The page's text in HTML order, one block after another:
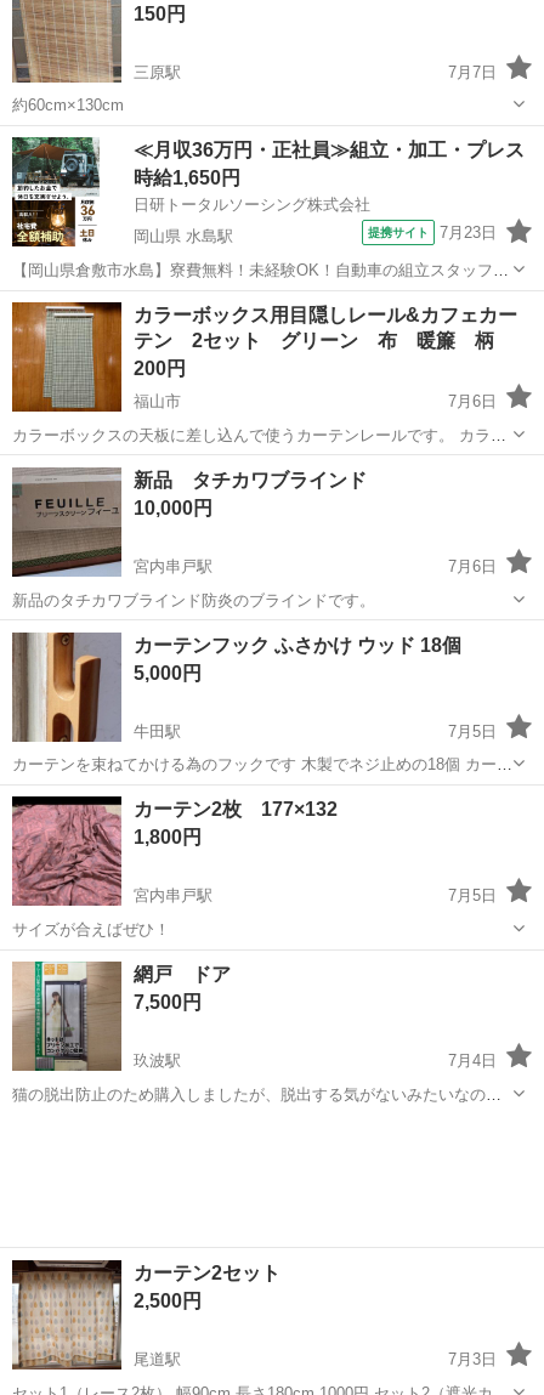
150円
三原駅
7月7日
約60cm×130cm
広島 三原市 三原駅 カーテン、ブラインド すだれ
≪月収36万円・正社員≫組立・加工・プレス
時給1,650円
日研トータルソーシング株式会社
岡山県 水島駅
提携サイト 7月23日
【岡山県倉敷市水島】寮費無料！未経験OK！自動車の組立スタッフ
《お仕事No.NS0089》 お仕事について 車の組立作業です。専用レール
に乗って流れてくる車の骨組みに、車内外の各部品・ハンドル・足回
り・ドア・シートなどの各...
岡山 倉敷市 水島駅 その他
カラーボックス用目隠しレール&カフェカー
テン 2セット グリーン 布 暖簾 柄
200円
福山市
7月6日
カラーボックスの天板に差し込んで使うカーテンレールです。 カラー
ボックス用目隠しレールにカフェカーテンを縫い付けています。 画像
では分かりにくいですがカーテンの色味が若干違います。 画像4左が
グリーン×生成り、右側グリーン...
広島 福山市 カーテン、ブラインド グリーン
新品 タチカワブラインド
10,000円
宮内串戸駅
7月6日
新品のタチカワブラインド防炎のブラインドです。
広島 廿日市市 宮内串戸駅 カーテン、ブラインド
カーテンフック ふさかけ ウッド 18個
5,000円
牛田駅
7月5日
カーテンを束ねてかける為のフックです 木製でネジ止めの18個 カーテ
ン用として使うのはもちろん、壁や柱、タンスなどの家具等に取付け
てキャップなどの帽子🧢、ショルダーバッグやサコッシュ、リュック
等のバッグ👜 ネックレス等...
広島 広島市 牛田駅 カーテン、ブラインド
カーテン2枚 177×132
1,800円
宮内串戸駅
7月5日
サイズが合えばぜひ！
広島 廿日市市 宮内串戸駅
カーテン
網戸 ドア
7,500円
玖波駅
7月4日
猫の脱出防止のため購入しましたが、脱出する気がないみたいなの
カーテン2セット
2,500円
尾道駅
7月3日